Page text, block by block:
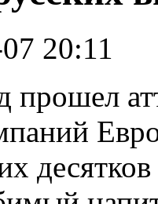
20:11
прошел